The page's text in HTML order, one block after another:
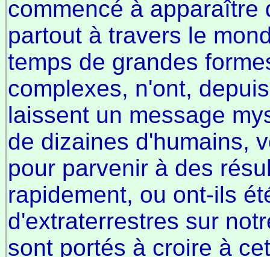
commencé à apparaître
partout à travers le
temps de grandes
complexes, n'ont,
laissent un message
de dizaines d'humains,
pour parvenir à des
rapidement, ou ont-ils
d'extraterrestres sur
sont portés à croire à